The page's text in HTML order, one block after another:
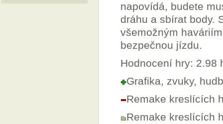
napovídá, budete
dráhu a sbírat body.
všemožným
bezpečnou jízdu.
Hodnocení hry: 2.98
Grafika, zvuky,
Remake kreslících
Remake kreslících